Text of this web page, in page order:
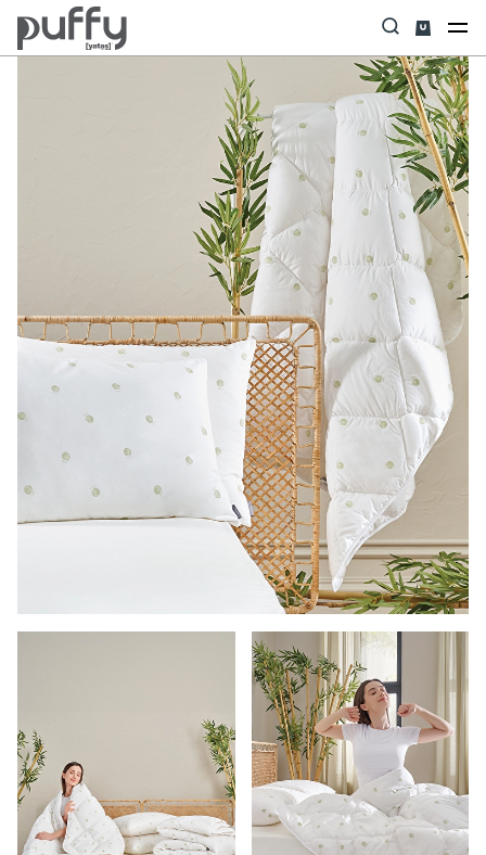
Anasayfa Yastık & Yorgan & Alez Gronn